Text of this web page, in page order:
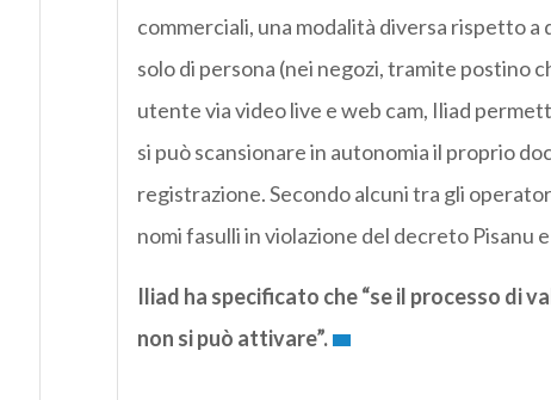
commerciali, una modalità diversa rispetto
solo di persona (nei negozi, tramite postino
utente via video live e web cam, Iliad
si può scansionare in autonomia il proprio
registrazione. Secondo alcuni tra gli
nomi fasulli in violazione del decreto Pisanu
Iliad ha specificato che “se il processo di
non si può attivare”.